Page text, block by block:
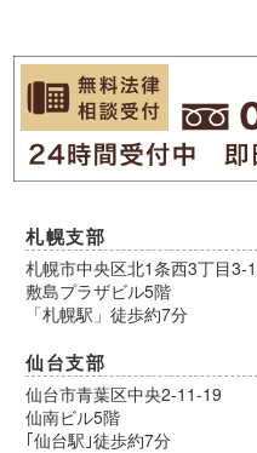
札幌支部
札幌市中央区北1条西3丁目3-
敷島プラザビル5階
「札幌駅」徒歩約7分
仙台支部
仙台市青葉区中央2-11-19
仙南ビル5階
｢仙台駅｣徒歩約7分